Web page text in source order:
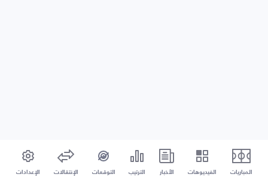
المباريات الفيديوهات الأخبار الترتيب التوقعات الإنتقالات الإعدادات